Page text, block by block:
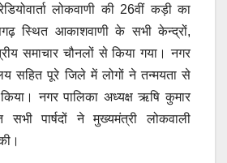
लोकवाणी की 26वीं कड़ी का
स्थित आकाशवाणी के सभी केन्द्रों,
समाचार चौनलों से किया गया। नगर
सहित पूरे जिले में लोगों ने तन्मयता से
नगर पालिका अध्यक्ष ऋषि कुमार
सभी पार्षदों ने मुख्यमंत्री लोकवाली